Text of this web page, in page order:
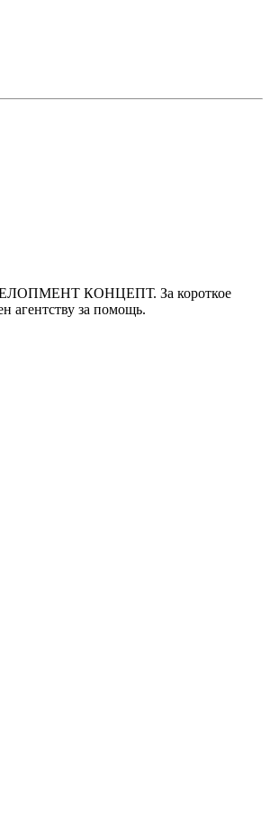
КОНЦЕПТ. За короткое
агентству за помощь.